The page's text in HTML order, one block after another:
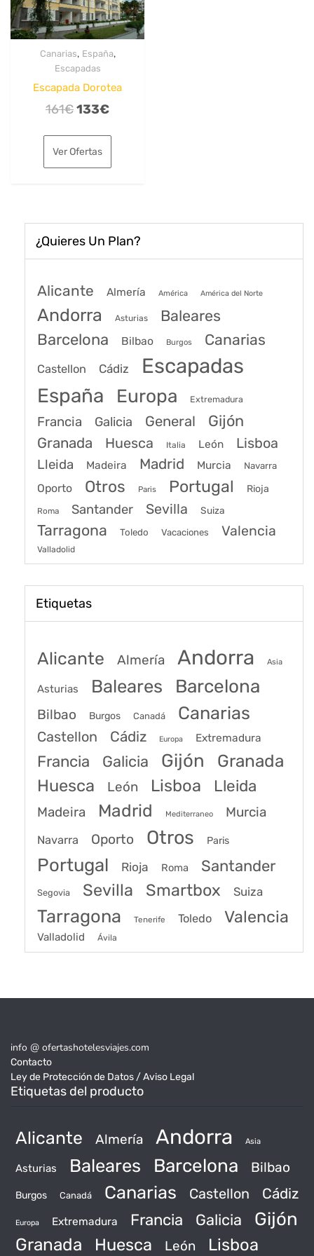
Canarias, España,
Escapadas
Escapada Dorotea
161€El
original
era:
133€El
es:
Ver Ofertas
¿Quieres Un Plan?
Alicante Almería América América del Norte
Andorra Asturias Baleares
Barcelona Bilbao Burgos Canarias
Castellon Cádiz Escapadas
España Europa Extremadura
Francia Galicia General Gijón
Granada Huesca Italia León Lisboa
Lleida Madeira Madrid Murcia Navarra
Oporto Otros Paris Portugal Rioja
Roma Santander Sevilla Suiza
Tarragona Toledo Vacaciones Valencia
Valladolid
Etiquetas
Alicante Almería Andorra Asia
Asturias Baleares Barcelona
Bilbao Burgos Canadá Canarias
Castellon Cádiz Europa Extremadura
Francia Galicia Gijón Granada
Huesca León Lisboa Lleida
Madeira Madrid Mediterraneo Murcia
Navarra Oporto Otros Paris
Portugal Rioja Roma Santander
Segovia Sevilla Smartbox Suiza
Tarragona Tenerife Toledo Valencia
Valladolid Ávila
info @ ofertashotelesviajes.com
Contacto
Ley de Protección de Datos / Aviso Legal
Etiquetas del producto
Alicante Almería Andorra Asia
Asturias Baleares Barcelona Bilbao
Burgos Canadá Canarias Castellon Cádiz
Europa Extremadura Francia Galicia Gijón
Granada Huesca León Lisboa